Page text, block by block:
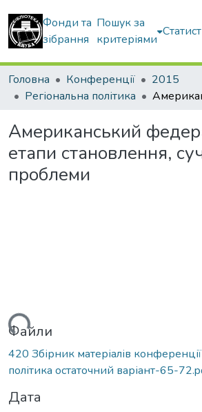
Фонди та
зібрання
Пошук за
критеріями
Головна Конференції
2015
Регіональна політика
Американський
етапи становлення,
проблеми
Файли
420 Збірник матеріалів
політика остаточний варіант-65-
Дата